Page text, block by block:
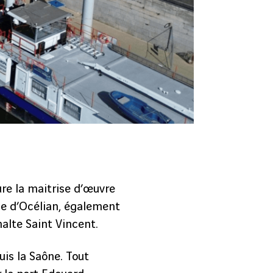
la maitrise d’œuvre
d’Océlian, également
Saint Vincent.
la Saône. Tout